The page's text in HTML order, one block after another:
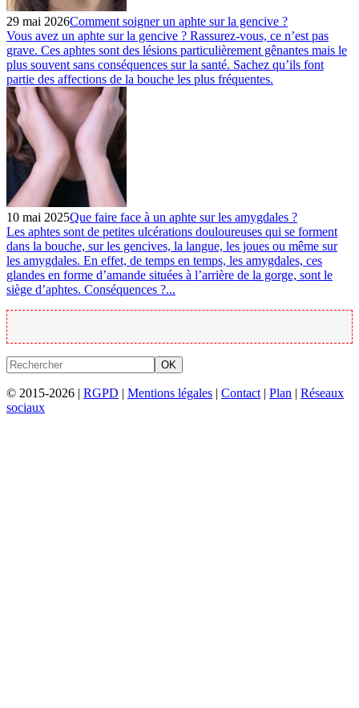
29 mai 2026Comment soigner un aphte sur la gencive ?
Vous avez un aphte sur la gencive ? Rassurez-vous, ce n’est pas
grave. Ces aphtes sont des lésions particulièrement gênantes mais le
plus souvent sans conséquences sur la santé. Sachez qu’ils font
partie des affections de la bouche les plus fréquentes.
10 mai 2025Que faire face à un aphte sur les amygdales ?
Les aphtes sont de petites ulcérations douloureuses qui se forment
dans la bouche, sur les gencives, la langue, les joues ou même sur
les amygdales. En effet, de temps en temps, les amygdales, ces
glandes en forme d’amande situées à l’arrière de la gorge, sont le
siège d’aphtes. Conséquences ?...
OK
© 2015-2026 | RGPD | Mentions légales | Contact | Plan | Réseaux
sociaux